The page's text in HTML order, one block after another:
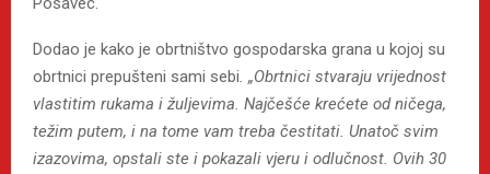
Dodao je kako je obrtništvo gospodarska grana u kojoj su
obrtnici prepušteni sami sebi. „Obrtnici stvaraju vrijednost
vlastitim rukama i žuljevima. Najčešće krećete od ničega,
težim putem, i na tome vam treba čestitati. Unatoč svim
izazovima, opstali ste i pokazali vjeru i odlučnost. Ovih 30